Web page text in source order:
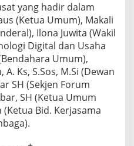
yang hadir dalam
(Ketua Umum), Makali
Ilona Juwita (Wakil
Digital dan Usaha
Umum),
Ks, S.Sos, M.Si (Dewan
SH (Sekjen Forum
SH (Ketua Umum
(Ketua Bid. Kerjasama